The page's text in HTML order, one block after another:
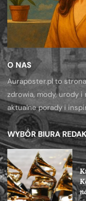
O NAS
Auraposter.pl to
zdrowia, mody, urody
aktualne porady i
WYBÓR BIURA